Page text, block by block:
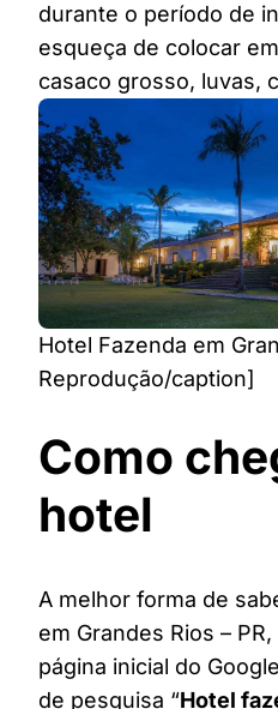
durante o período de
esqueça de colocar
casaco grosso, luvas,
Hotel Fazenda em
Reprodução/caption]
Como
hotel
A melhor forma de
em Grandes Rios –
página inicial do
de pesquisa “Hotel